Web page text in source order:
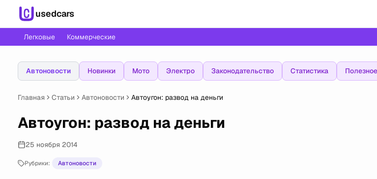
usedcars
Легковые Коммерческие
Автоновости Новинки Мото Электро Законодательство Статистика Полезное
Главная Статьи Автоновости Автоугон: развод на деньги
Автоугон: развод на деньги
25 ноября 2014
Рубрики: Автоновости